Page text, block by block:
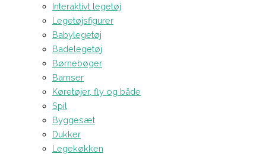
Interaktivt legetøj
Legetøjsfigurer
Babylegetøj
Badelegetøj
Børnebøger
Bamser
Køretøjer, fly og både
Spil
Byggesæt
Dukker
Legekøkken